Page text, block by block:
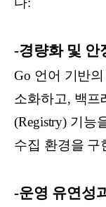
-경량화 및 안
Go 언어 기반
소화하고, 백프
(Registry) 기능
수집 환경을 구
-운영 유연성